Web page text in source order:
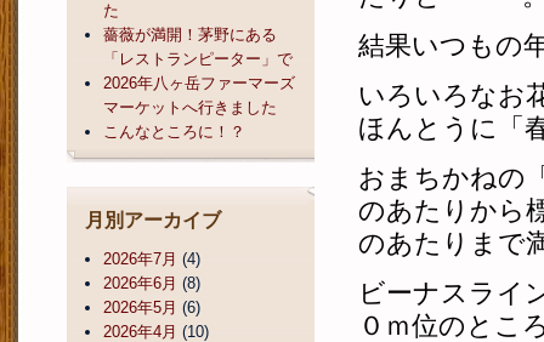
結果いつもの
いろいろなお
ほんとうに「
おまちかねの
のあたりから
のあたりまで
ビーナスライ
０ｍ位のとこ
た
薔薇が満開！茅野にある
「レストランピーター」で
2026年八ヶ岳ファーマーズ
マーケットへ行きました
こんなところに！？
月別アーカイブ
2026年7月 (4)
2026年6月 (8)
2026年5月 (6)
2026年4月 (10)